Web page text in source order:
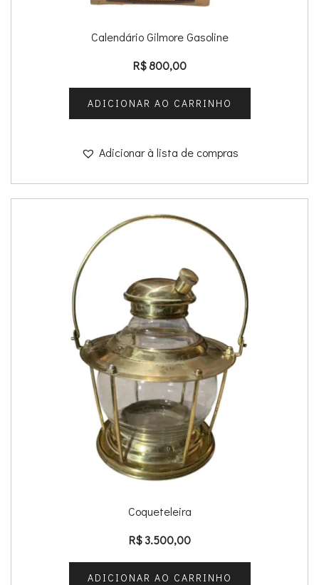
Calendário Gilmore Gasoline
R$800,00
ADICIONAR AO CARRINHO
Adicionar à lista de compras
Coqueteleira
R$3.500,00
ADICIONAR AO CARRINHO